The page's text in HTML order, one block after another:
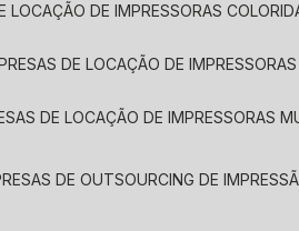
LOCAÇÃO DE IMPRESSORAS
DE LOCAÇÃO DE
DE LOCAÇÃO DE IMPRESSORAS
DE OUTSOURCING DE